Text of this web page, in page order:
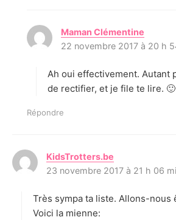
Maman Clémentine
i
:
22 novembre 2017 à 20 h
Ah oui effectivement. Autant
de rectifier, et je file te lire. 🙂
Répondre
KidsTrotters.be
i
:
23 novembre 2017 à 21 h 06
Très sympa ta liste. Allons-nous
Voici la mienne: